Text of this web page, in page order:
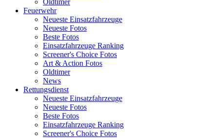
Oldtimer
Feuerwehr
Neueste Einsatzfahrzeuge
Neueste Fotos
Beste Fotos
Einsatzfahrzeuge Ranking
Screener's Choice Fotos
Art & Action Fotos
Oldtimer
News
Rettungsdienst
Neueste Einsatzfahrzeuge
Neueste Fotos
Beste Fotos
Einsatzfahrzeuge Ranking
Screener's Choice Fotos